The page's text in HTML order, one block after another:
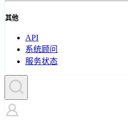
其他
API
系统顾问
服务状态